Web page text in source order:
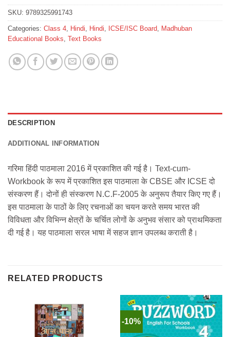
SKU: 9789325991743
Categories: Class 4 Hindi Hindi ICSE/ISC Board
Madhuban
Educational Books Text Books
DESCRIPTION
ADDITIONAL INFORMATION
गरिमा हिंदी पाठमाला 2016 में प्रकाशित की गई है। Text-cum-
Workbook के रूप में प्रकाशित इस पाठमाला के CBSE और ICSE दो
संस्करण हैं। दोनों ही संस्करण N.C.F-2005 के अनुरूप तैयार किए गए हैं।
इस पाठमाला के पाठों के लिए रचनाओं का चयन करते समय भारत की
विविधता और विभिन्न क्षेत्रों के चर्चित लोगों के अनुभव संसार को प्राथमिकता
दी गई है। यह पाठमाला सरल भाषा में सहज ज्ञान उपलब्ध कराती है।
RELATED PRODUCTS
-10%